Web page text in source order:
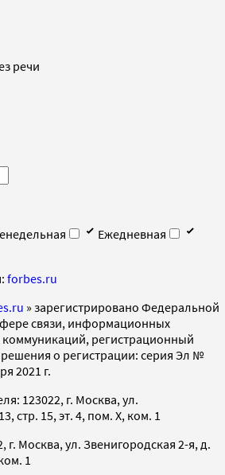
речи
Ежедневная
forbes.ru
» зарегистрировано Федеральной
связи, информационных
коммуникаций, регистрационный
о регистрации: серия Эл №
2021 г.
123022, г. Москва, ул.
стр. 15, эт. 4, пом. X, ком. 1
г. Москва, ул. Звенигородская 2-я, д.
1